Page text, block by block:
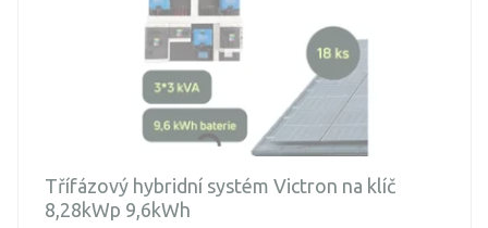
Třífázový hybridní systém Victron na klíč
8,28kWp 9,6kWh